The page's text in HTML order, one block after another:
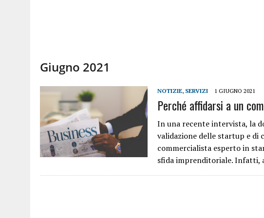
Giugno 2021
NOTIZIE, SERVIZI 1 GIUGNO 2021
Perché affidarsi a un
In una recente intervista, la
validazione delle startup e di
commercialista esperto in
sfida imprenditoriale. Infatti,